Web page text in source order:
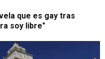
que es gay tras
soy libre"